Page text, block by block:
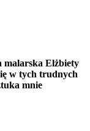
malarska Elżbiety
w tych trudnych
mnie